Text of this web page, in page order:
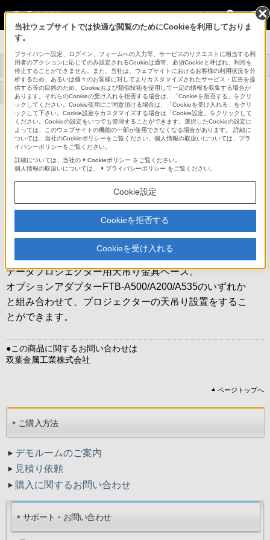
法人のお客様
データプロジェクター
トップ 商品一覧 関連商品 事例紹介
サポート・お問い合わせ
FTB-T1000
サスペンションサポートベース
データプロジェクター用天吊り金具ベース
データプロジェクター用天吊り金具ベース。
オプションアダプターFTB-A500/A200/A535のいずれか
と組み合わせて、プロジェクターの天吊り設置をするこ
とができます。
●この商品に関するお問い合わせは
双葉金属工業株式会社
ページトップへ
ご購入方法
デモルームのご案内
見積り依頼
購入に関するお問い合わせ
サポート・お問い合わせ
当社ウェブサイトでは快適な閲覧のためにCookieを利用しておりま
す。
プライバシー設定、ログイン、フォームへの入力等、サービスのリクエストに相当する利
用者のアクションに応じてのみ設定されるCookieは通常、必須Cookieと呼ばれ、利用を
停止することができません。また、当社は、ウェブサイトにおけるお客様の利用状況を分
析するため、あるいは個々のお客様に対してよりカスタマイズされたサービス・広告を提
供する等の目的のため、Cookieおよび類似技術を使用して一定の情報を収集する場合が
あります。それらのCookieの受け入れを拒否する場合は、「Cookieを拒否する」をクリ
ックしてください。Cookie使用にご同意頂ける場合は、「Cookieを受け入れる」をクリ
ックして下さい。Cookie設定をカスタマイズする場合は「Cookie設定」をクリックして
ください。Cookieの設定をいつでも管理することができます。選択したCookieの設定に
よっては、このウェブサイトの機能の一部が使用できなくなる場合があります。 詳細に
ついては、当社のCookieポリシーをご覧ください。個人情報の取扱いについては、プラ
イバシーポリシーをご覧ください。
詳細については、当社の
Cookieポリシー をご覧ください。
個人情報の取扱いについては、
プライバシーポリシー をご覧ください。
Cookie設定
Cookieを拒否する
Cookieを受け入れる